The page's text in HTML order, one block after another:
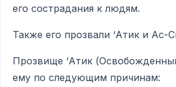
его сострадания к людям.
Также его прозвали ‘Атик и Ас-
Прозвище ‘Атик
ему по следующим причинам: